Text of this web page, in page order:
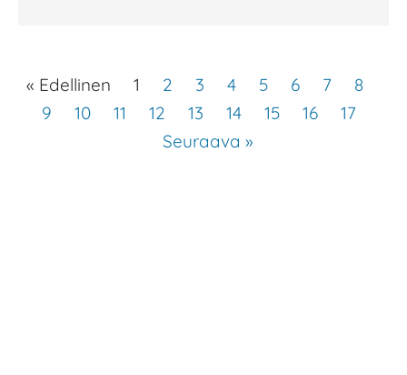
« Edellinen 1 2 3 4 5 6 7
8
9
10 11 12 13 14 15 16
17
Seuraava »